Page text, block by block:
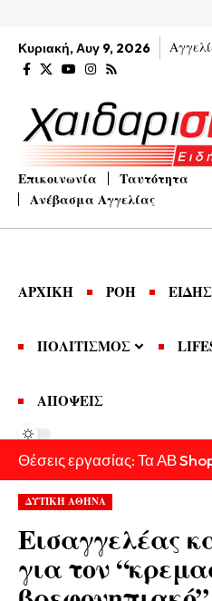
Κυριακή, Αυγ 9, 2026
Επικοινωνία
Ταυτότητα
Ανέβασμα Αγγελίας
ΑΡΧΙΚΗ ΡΟΗ
ΠΟΛΙΤΙΣΜΟΣ
ΑΠΟΨΕΙΣ
Θέσεις εργασίας: Τα ΑΒ
ΔΥΤΙΚΗ ΑΘΗΝΑ
Εισαγγελέας
για τον